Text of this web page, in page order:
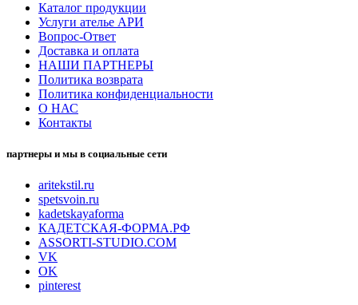
Каталог продукции
Услуги ателье АРИ
Вопрос-Ответ
Доставка и оплата
НАШИ ПАРТНЕРЫ
Политика возврата
Политика конфиденциальности
О НАС
Контакты
партнеры и мы в социальные сети
aritekstil.ru
spetsvoin.ru
kadetskayaforma
КАДЕТСКАЯ-ФОРМА.РФ
ASSORTI-STUDIO.COM
VK
OK
pinterest